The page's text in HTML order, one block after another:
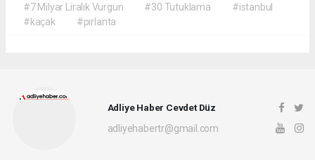
#7 Milyar Liralık Vurgun
#30 Tutuklama
#istanbul
#kaçak
#pırlanta
Adliye Haber Cevdet Düz
adliyehabertr@gmail.com